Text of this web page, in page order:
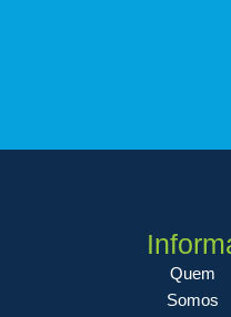
Quem
Somos